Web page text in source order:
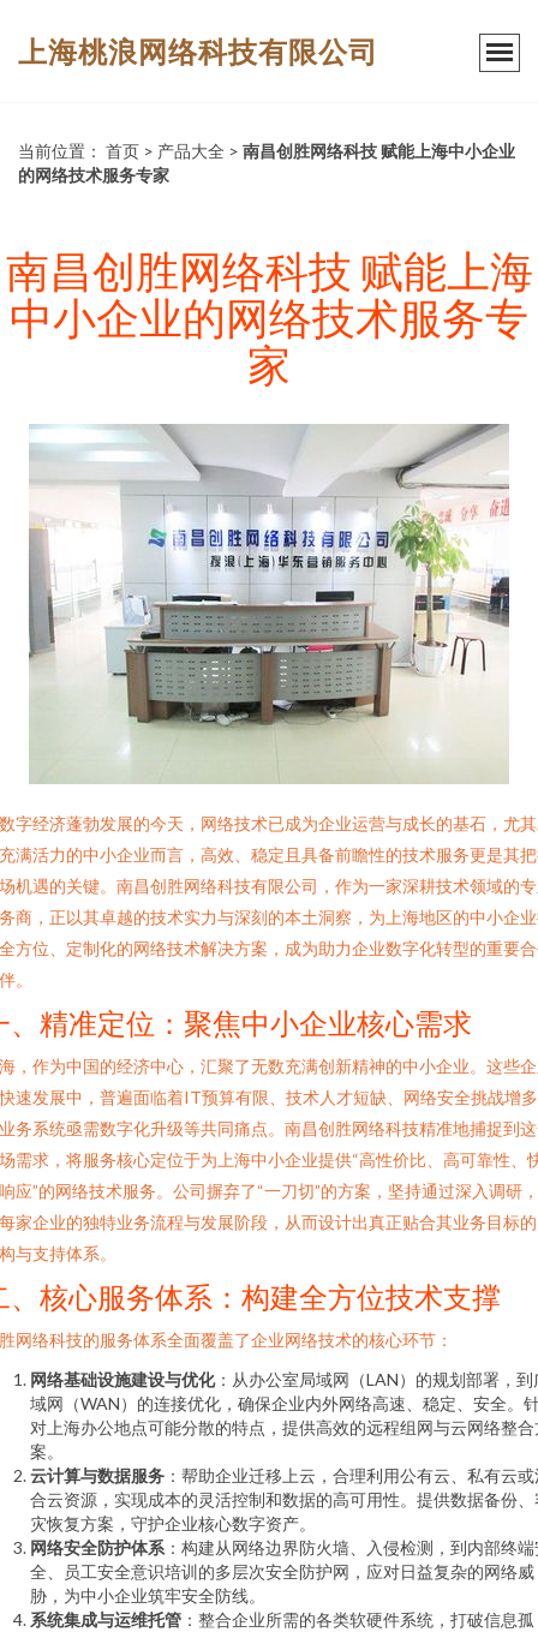
上海桃浪网络科技有限公司
当前位置： 首页 > 产品大全 > 南昌创胜网络科技 赋能上海中小企业
的网络技术服务专家
南昌创胜网络科技 赋能上海
中小企业的网络技术服务专
家
字经济蓬勃发展的今天，网络技术已成为企业运营与成长的基石，尤
满活力的中小企业而言，高效、稳定且具备前瞻性的技术服务更是其
机遇的关键。南昌创胜网络科技有限公司，作为一家深耕技术领域的
商，正以其卓越的技术实力与深刻的本土洞察，为上海地区的中小企
方位、定制化的网络技术解决方案，成为助力企业数字化转型的重要
。
、精准定位：聚焦中小企业核心需求
，作为中国的经济中心，汇聚了无数充满创新精神的中小企业。这些
速发展中，普遍面临着IT预算有限、技术人才短缺、网络安全挑战增
务系统亟需数字化升级等共同痛点。南昌创胜网络科技精准地捕捉到
需求，将服务核心定位于为上海中小企业提供“高性价比、高可靠性、
应”的网络技术服务。公司摒弃了“一刀切”的方案，坚持通过深入调研
家企业的独特业务流程与发展阶段，从而设计出真正贴合其业务目标
与支持体系。
、核心服务体系：构建全方位技术支撑
网络科技的服务体系全面覆盖了企业网络技术的核心环节：
网络基础设施建设与优化：从办公室局域网（LAN）的规划部署，到
域网（WAN）的连接优化，确保企业内外网络高速、稳定、安全。
对上海办公地点可能分散的特点，提供高效的远程组网与云网络整合
案。
云计算与数据服务 ：帮助企业迁移上云，合理利用公有云、私有云
合云资源，实现成本的灵活控制和数据的高可用性。提供数据备份、
灾恢复方案，守护企业核心数字资产。
网络安全防护体系 ：构建从网络边界防火墙、入侵检测，到内部终
全、员工安全意识培训的多层次安全防护网，应对日益复杂的网络威
胁，为中小企业筑牢安全防线。
系统集成与运维托管 ：整合企业所需的各类软硬件系统，打破信息孤